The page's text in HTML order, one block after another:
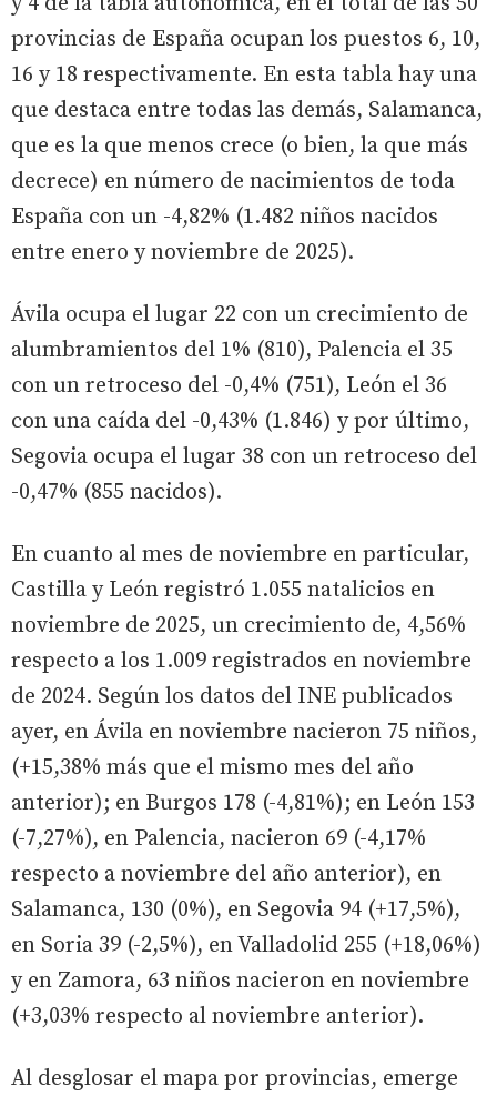
provincias de España ocupan los puestos 6, 10,
16 y 18 respectivamente. En esta tabla hay una
que destaca entre todas las demás, Salamanca,
que es la que menos crece (o bien, la que más
decrece) en número de nacimientos de toda
España con un -4,82% (1.482 niños nacidos
entre enero y noviembre de 2025).
Ávila ocupa el lugar 22 con un crecimiento de
alumbramientos del 1% (810), Palencia el 35
con un retroceso del -0,4% (751), León el 36
con una caída del -0,43% (1.846) y por último,
Segovia ocupa el lugar 38 con un retroceso del
-0,47% (855 nacidos).
En cuanto al mes de noviembre en particular,
Castilla y León registró 1.055 natalicios en
noviembre de 2025, un crecimiento de, 4,56%
respecto a los 1.009 registrados en noviembre
de 2024. Según los datos del INE publicados
ayer, en Ávila en noviembre nacieron 75 niños,
(+15,38% más que el mismo mes del año
anterior); en Burgos 178 (-4,81%); en León 153
(-7,27%), en Palencia, nacieron 69 (-4,17%
respecto a noviembre del año anterior), en
Salamanca, 130 (0%), en Segovia 94 (+17,5%),
en Soria 39 (-2,5%), en Valladolid 255 (+18,06%)
y en Zamora, 63 niños nacieron en noviembre
(+3,03% respecto al noviembre anterior).
Al desglosar el mapa por provincias, emerge